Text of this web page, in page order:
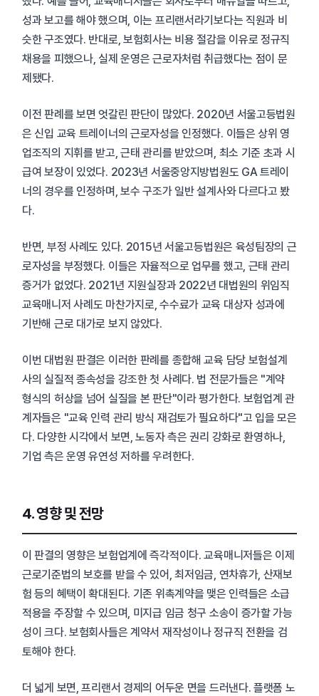
성과 보고를 해야 했으며, 이는 프리랜서라기보다는 직원과 비
슷한 구조였다. 반대로, 보험회사는 비용 절감을 이유로 정규직
채용을 피했으나, 실제 운영은 근로자처럼 취급했다는 점이 문
제됐다.
이전 판례를 보면 엇갈린 판단이 많았다. 2020년 서울고등법원
은 신입 교육 트레이너의 근로자성을 인정했다. 이들은 상위 영
업조직의 지휘를 받고, 근태 관리를 받았으며, 최소 기준 초과 시
급여 보장이 있었다. 2023년 서울중앙지방법원도 GA 트레이
너의 경우를 인정하며, 보수 구조가 일반 설계사와 다르다고 봤
다.
반면, 부정 사례도 있다. 2015년 서울고등법원은 육성팀장의 근
로자성을 부정했다. 이들은 자율적으로 업무를 했고, 근태 관리
증거가 없었다. 2021년 지원실장과 2022년 대법원의 위임직
교육매니저 사례도 마찬가지로, 수수료가 교육 대상자 성과에
기반해 근로 대가로 보지 않았다.
이번 대법원 판결은 이러한 판례를 종합해 교육 담당 보험설계
사의 실질적 종속성을 강조한 첫 사례다. 법 전문가들은 "계약
형식의 허상을 넘어 실질을 본 판단"이라 평가한다. 보험업계 관
계자들은 "교육 인력 관리 방식 재검토가 필요하다"고 입을 모은
다. 다양한 시각에서 보면, 노동자 측은 권리 강화로 환영하나,
기업 측은 운영 유연성 저하를 우려한다.
4. 영향 및 전망
이 판결의 영향은 보험업계에 즉각적이다. 교육매니저들은 이제
근로기준법의 보호를 받을 수 있어, 최저임금, 연차휴가, 산재보
험 등의 혜택이 확대된다. 기존 위촉계약을 맺은 인력들은 소급
적용을 주장할 수 있으며, 미지급 임금 청구 소송이 증가할 가능
성이 크다. 보험회사들은 계약서 재작성이나 정규직 전환을 검
토해야 한다.
더 넓게 보면, 프리랜서 경제의 어두운 면을 드러낸다. 플랫폼 노